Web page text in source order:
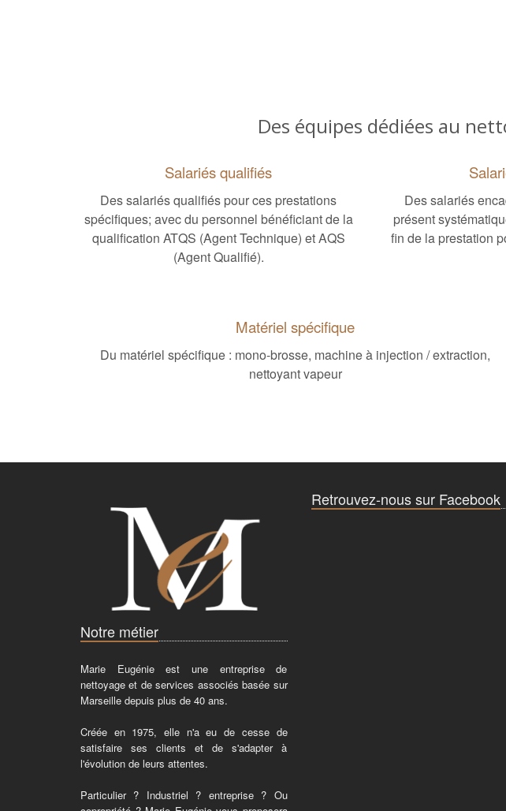
Des équipes dédiées au
Salariés qualifiés
Des salariés qualifiés pour ces prestations
spécifiques; avec du personnel bénéficiant de la
qualification ATQS (Agent Technique) et AQS
(Agent Qualifié).
Des salariés
présent
fin de la prestation
Matériel spécifique
Du matériel spécifique : mono-brosse, machine à injection / extraction,
nettoyant vapeur
Notre métier
Marie Eugénie est une entreprise de
nettoyage et de services associés basée sur
Marseille depuis plus de 40 ans.
Créée en 1975, elle n'a eu de cesse de
satisfaire ses clients et de s'adapter à
l'évolution de leurs attentes.
Particulier ? Industriel ? entreprise ? Ou
Retrouvez-nous sur Facebook